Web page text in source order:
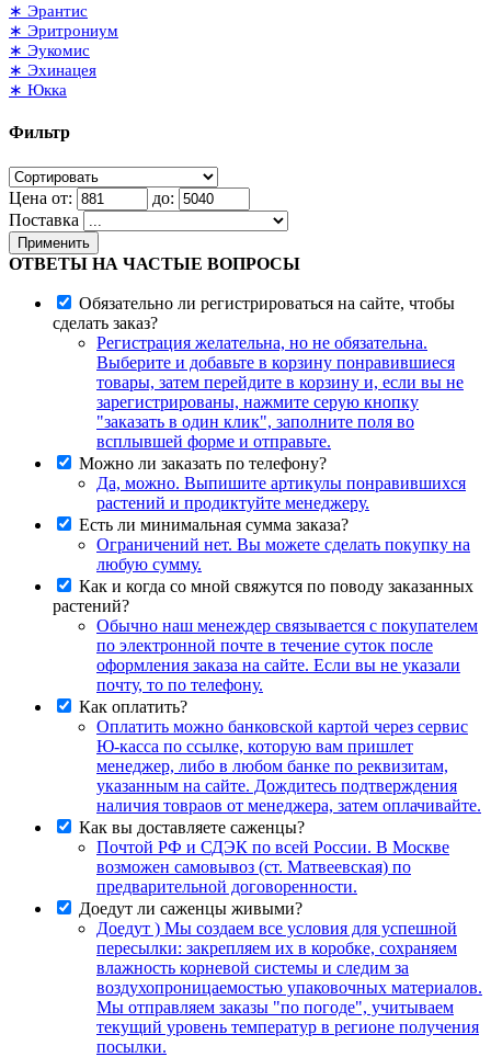
∗ Эрантис
∗ Эритрониум
∗ Эукомис
∗ Эхинацея
∗ Юкка
Фильтр
Цена от:
до:
Поставка
Применить
ОТВЕТЫ НА ЧАСТЫЕ ВОПРОСЫ
Обязательно ли регистрироваться на сайте, чтобы
сделать заказ?
Регистрация желательна, но не обязательна.
Выберите и добавьте в корзину понравившиеся
товары, затем перейдите в корзину и, если вы не
зарегистрированы, нажмите серую кнопку
"заказать в один клик", заполните поля во
всплывшей форме и отправьте.
Можно ли заказать по телефону?
Да, можно. Выпишите артикулы понравившихся
растений и продиктуйте менеджеру.
Есть ли минимальная сумма заказа?
Ограничений нет. Вы можете сделать покупку на
любую сумму.
Как и когда со мной свяжутся по поводу заказанных
растений?
Обычно наш менеждер связывается с покупателем
по электронной почте в течение суток после
оформления заказа на сайте. Если вы не указали
почту, то по телефону.
Как оплатить?
Оплатить можно банковской картой через сервис
Ю-касса по ссылке, которую вам пришлет
менеджер, либо в любом банке по реквизитам,
указанным на сайте. Дождитесь подтверждения
наличия товраов от менеджера, затем оплачивайте.
Как вы доставляете саженцы?
Почтой РФ и СДЭК по всей России. В Москве
возможен самовывоз (ст. Матвеевская) по
предварительной договоренности.
Доедут ли саженцы живыми?
Доедут ) Мы создаем все условия для успешной
пересылки: закрепляем их в коробке, сохраняем
влажность корневой системы и следим за
воздухопроницаемостью упаковочных материалов.
Мы отправляем заказы "по погоде", учитываем
текущий уровень температур в регионе получения
посылки.